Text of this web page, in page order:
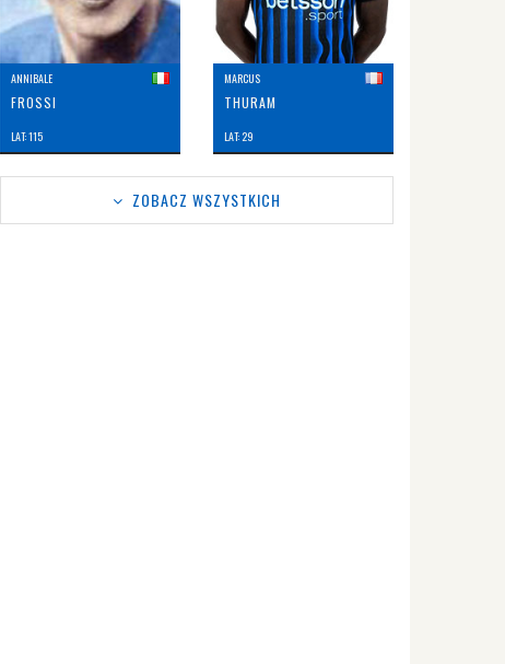
ANNIBALE
FROSSI
LAT: 115
MARCUS
THURAM
LAT: 29
ZOBACZ WSZYSTKICH